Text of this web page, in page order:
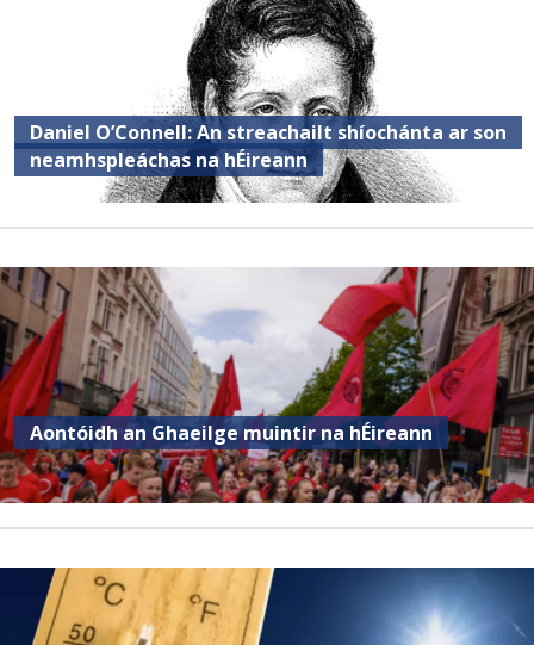
Daniel O’Connell: An streachailt shíochánta ar son
neamhspleáchas na hÉireann
Aontóidh an Ghaeilge muintir na hÉireann